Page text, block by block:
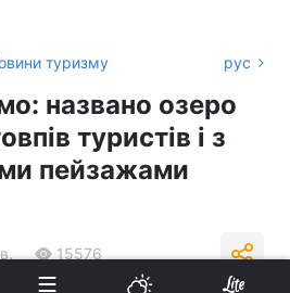
туризму рус
названо озеро
туристів і з
пейзажами
15576